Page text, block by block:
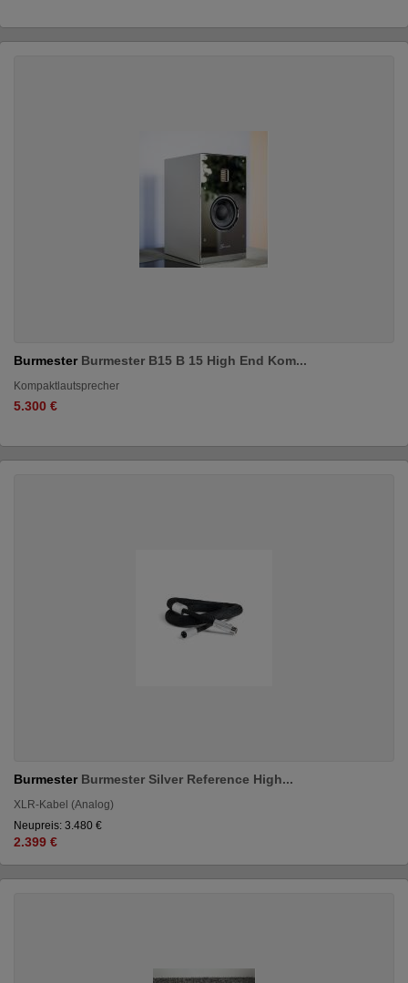
Burmester Burmester B15 B 15 High End Kom...
Kompaktlautsprecher
5.300 €
Burmester Burmester Silver Reference High...
XLR-Kabel (Analog)
Neupreis: 3.480 €
2.399 €